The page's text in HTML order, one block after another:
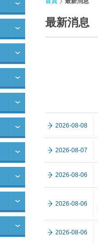
最新消息
2026-08-08
2026-08-07
2026-08-06
2026-08-06
2026-08-06